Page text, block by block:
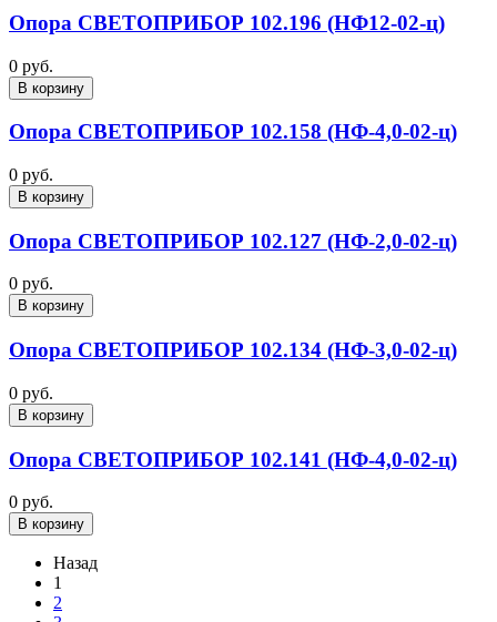
Опора СВЕТОПРИБОР 102.196 (НФ12-02-ц)
0 руб.
В корзину
Опора СВЕТОПРИБОР 102.158 (НФ-4,0-02-ц)
0 руб.
В корзину
Опора СВЕТОПРИБОР 102.127 (НФ-2,0-02-ц)
0 руб.
В корзину
Опора СВЕТОПРИБОР 102.134 (НФ-3,0-02-ц)
0 руб.
В корзину
Опора СВЕТОПРИБОР 102.141 (НФ-4,0-02-ц)
0 руб.
В корзину
Назад
1
2